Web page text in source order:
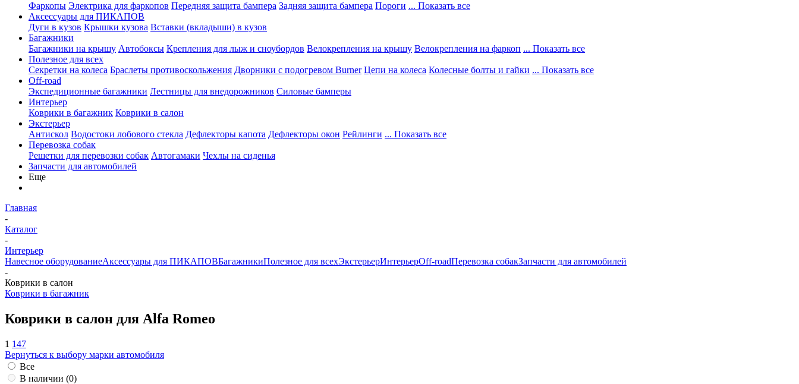
Фаркопы Электрика для фаркопов Передняя защита бампера Задняя защита бампера Пороги ... Показать все
Аксессуары для ПИКАПОВ
Дуги в кузов Крышки кузова Вставки (вкладыши) в кузов
Багажники
Багажники на крышу Автобоксы Крепления для лыж и сноубордов Велокрепления на крышу Велокрепления на фаркоп ... Показать все
Полезное для всех
Секретки на колеса Браслеты противоскольжения Дворники с подогревом Burner Цепи на колеса Колесные болты и гайки ... Показать все
Off-road
Экспедиционные багажники Лестницы для внедорожников Силовые бамперы
Интерьер
Коврики в багажник Коврики в салон
Экстерьер
Антискол Водостоки лобового стекла Дефлекторы капота Дефлекторы окон Рейлинги ... Показать все
Перевозка собак
Решетки для перевозки собак Автогамаки Чехлы на сиденья
Запчасти для автомобилей
Еще
Главная
-
Каталог
-
Интерьер
Навесное оборудованиеАксессуары для ПИКАПОВБагажникиПолезное для всехЭкстерьерИнтерьерOff-roadПеревозка собакЗапчасти для автомобилей
-
Коврики в салон
Коврики в багажник
Коврики в салон для Alfa Romeo
1 147
Вернуться к выбору марки автомобиля
Все
В наличии (0)